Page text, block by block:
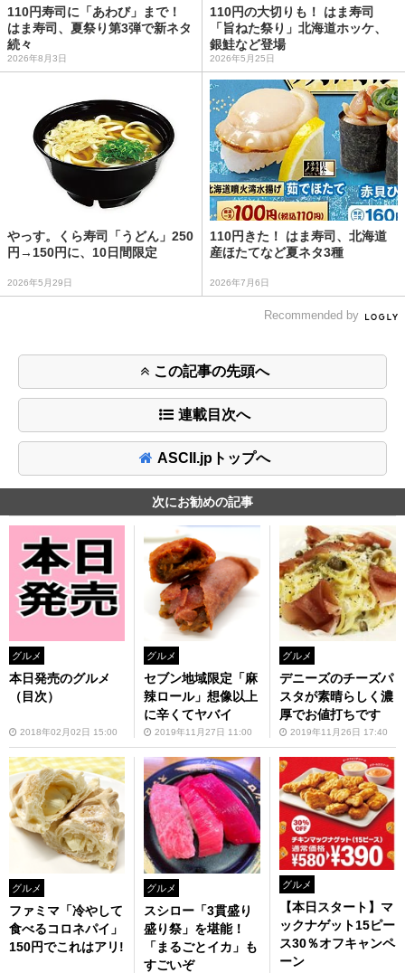
110円寿司に「あわび」まで！
はま寿司、夏祭り第3弾で新ネタ
続々
2026年8月3日
110円の大切りも！ はま寿司
「旨ねた祭り」北海道ホッケ、
銀鮭など登場
2026年5月25日
やっす。くら寿司「うどん」250
円→150円に、10日間限定
2026年5月29日
110円きた！ はま寿司、北海道
産ほたてなど夏ネタ3種
2026年7月6日
Recommended by
この記事の先頭へ
連載目次へ
ASCII.jpトップへ
次にお勧めの記事
グルメ
本日発売のグルメ
（目次）
2018年02月02日 15:00
グルメ
セブン地域限定「麻
辣ロール」想像以上
に辛くてヤバイ
2019年11月27日 11:00
グルメ
デニーズのチーズパ
スタが素晴らしく濃
厚でお値打ちです
2019年11月26日 17:40
グルメ
ファミマ「冷やして
食べるコロネパイ」
150円でこれはアリ!
グルメ
スシロー「3貫盛り
盛り祭」を堪能！
「まるごとイカ」も
すごいぞ
グルメ
【本日スタート】マ
ックナゲット15ピー
ス30％オフキャンペ
ーン